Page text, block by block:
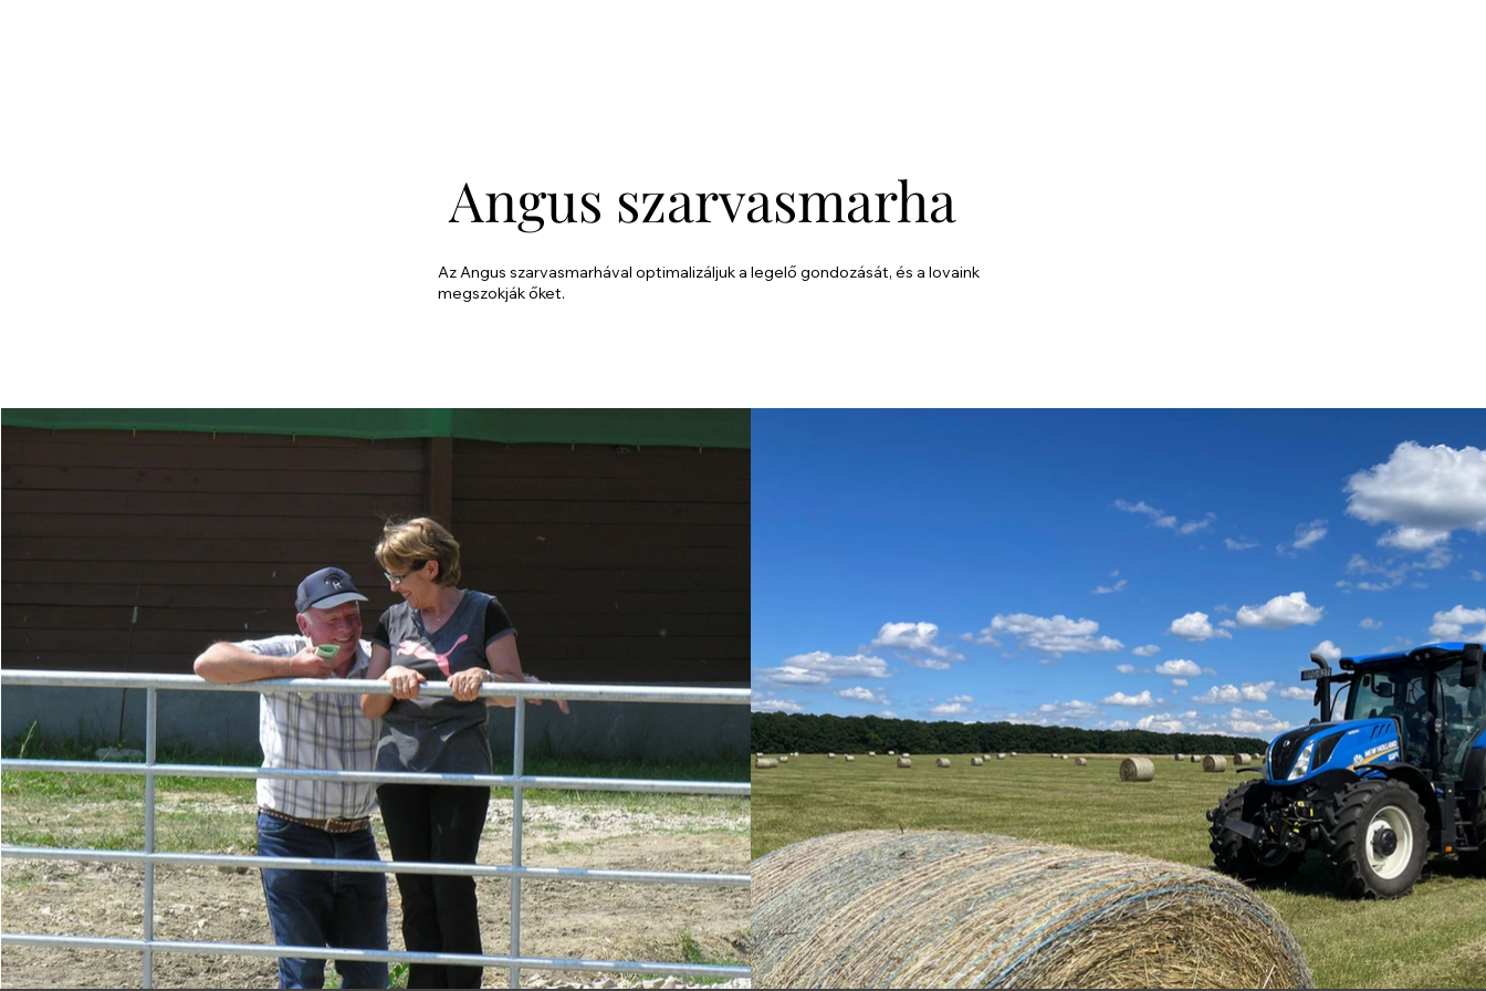
Angus szarvasmarha
Az Angus szarvasmarhával optimalizáljuk a legelő gondozását, és a lovaink
megszokják őket.